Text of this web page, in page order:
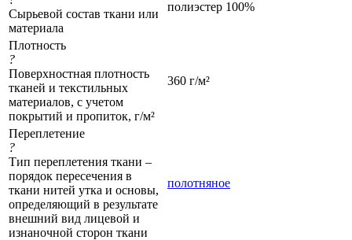
Сырьевой состав ткани или
материала
полиэстер 100%
Плотность
?
Поверхностная плотность
тканей и текстильных
материалов, с учетом
покрытий и пропиток, г/м²
360 г/м²
Переплетение
?
Тип переплетения ткани –
порядок пересечения в
ткани нитей утка и основы,
определяющий в результате
внешний вид лицевой и
изнаночной сторон ткани
полотняное